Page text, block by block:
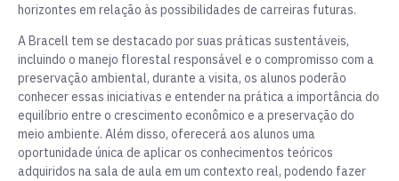
horizontes em relação às possibilidades de carreiras futuras.
A Bracell tem se destacado por suas práticas sustentáveis,
incluindo o manejo florestal responsável e o compromisso com a
preservação ambiental, durante a visita, os alunos poderão
conhecer essas iniciativas e entender na prática a importância do
equilíbrio entre o crescimento econômico e a preservação do
meio ambiente. Além disso, oferecerá aos alunos uma
oportunidade única de aplicar os conhecimentos teóricos
adquiridos na sala de aula em um contexto real, podendo fazer